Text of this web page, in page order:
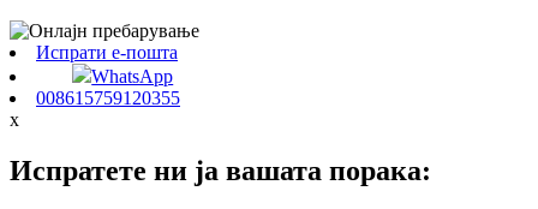
Испрати е-пошта
WhatsApp
008615759120355
x
Испратете ни ја вашата порака: